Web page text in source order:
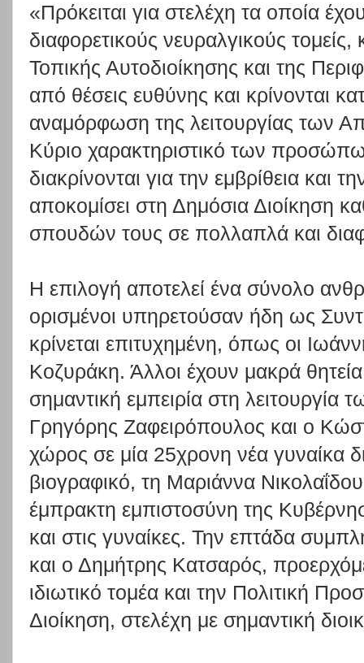
«Πρόκειται για στελέχη τα οποία
διαφορετικούς νευραλγικούς
Τοπικής Αυτοδιοίκησης και της
από θέσεις ευθύνης και κρίνονται
αναμόρφωση της λειτουργίας των
Κύριο χαρακτηριστικό των
διακρίνονται για την εμβρίθεια και
αποκομίσει στη Δημόσια Διοίκηση
σπουδών τους σε πολλαπλά και
Η επιλογή αποτελεί ένα σύνολο
ορισμένοι υπηρετούσαν ήδη ως
κρίνεται επιτυχημένη, όπως οι
Κοζυράκη. Άλλοι έχουν μακρά
σημαντική εμπειρία στη
Γρηγόρης Ζαφειρόπουλος και ο
χώρος σε μία 25χρονη νέα γυναίκα
βιογραφικό, τη Μαριάννα
έμπρακτη εμπιστοσύνη της
και στις γυναίκες. Την επτάδα
και ο Δημήτρης Κατσαρός,
ιδιωτικό τομέα και την Πολιτική
Διοίκηση, στελέχη με σημαντική